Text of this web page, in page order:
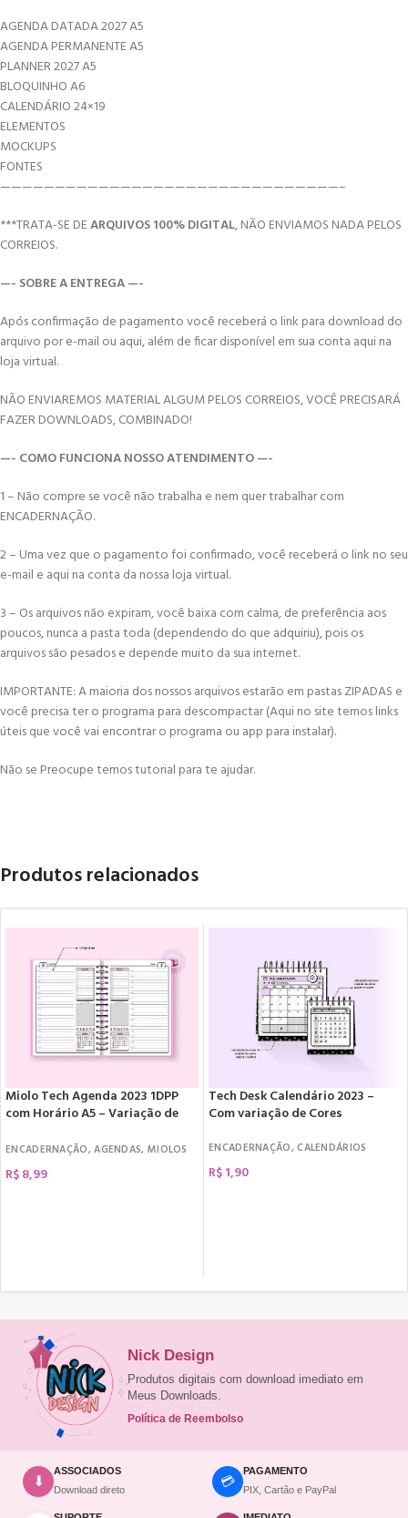
AGENDA DATADA 2027 A5
AGENDA PERMANENTE A5
PLANNER 2027 A5
BLOQUINHO A6
CALENDÁRIO 24×19
ELEMENTOS
MOCKUPS
FONTES
———————————————————————————————–
***TRATA-SE DEARQUIVOS 100% DIGITAL, NÃO ENVIAMOS NADA PELOS
CORREIOS.
—- SOBRE A ENTREGA —-
Após confirmação de pagamento você receberá o link para download do
arquivo por e-mail ou aqui, além de ficar disponível em sua conta aqui na
loja virtual.
NÃO ENVIAREMOS MATERIAL ALGUM PELOS CORREIOS, VOCÊ PRECISARÁ
FAZER DOWNLOADS, COMBINADO!
—- COMO FUNCIONA NOSSO ATENDIMENTO —-
1 – Não compre se você não trabalha e nem quer trabalhar com
ENCADERNAÇÃO.
2 – Uma vez que o pagamento foi confirmado, você receberá o link no seu
e-mail e aqui na conta da nossa loja virtual.
3 – Os arquivos não expiram, você baixa com calma, de preferência aos
poucos, nunca a pasta toda (dependendo do que adquiriu), pois os
arquivos são pesados e depende muito da sua internet.
IMPORTANTE: A maioria dos nossos arquivos estarão em pastas ZIPADAS e
você precisa ter o programa para descompactar (Aqui no site temos links
úteis que você vai encontrar o programa ou app para instalar).
Não se Preocupe temos tutorial para te ajudar.
Produtos relacionados
Miolo Tech Agenda 2023 1DPP
com Horário A5 – Variação de
ENCADERNAÇÃO,AGENDAS, MIOLOS
R$8,99
Tech Desk Calendário 2023 –
Com variação de Cores
ENCADERNAÇÃO,CALENDÁRIOS
R$1,90
Nick Design
Produtos digitais com download imediato em
Meus Downloads.
Política de Reembolso
⬇
ASSOCIADOS
Download direto
💳
PAGAMENTO
PIX, Cartão e PayPal